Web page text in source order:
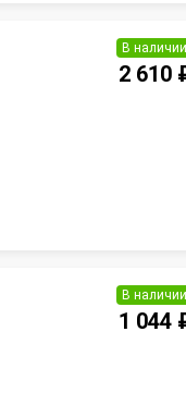
В наличии
2 610
В наличии
1 044